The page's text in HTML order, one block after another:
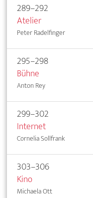
289–292
Atelier
Peter Radelfinger
295–298
Bühne
Anton Rey
299–302
Internet
Cornelia Sollfrank
303–306
Kino
Michaela Ott